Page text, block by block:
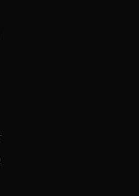
Nitrate
Nitrite
Persulfate
Phosphate